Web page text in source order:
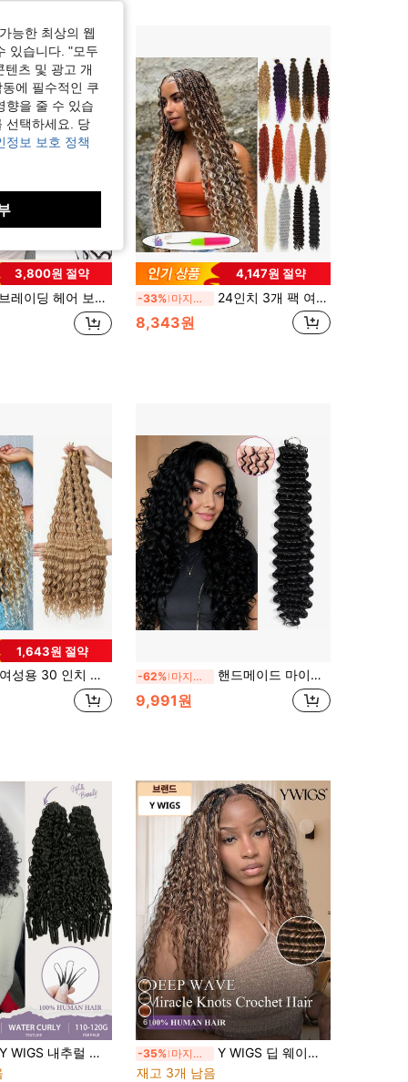
3,800원 절약
미라클 노트 16인치 50g 링당 30가닥 인비저블 프리세퍼레이티드 노트리스 경량 재사용 가능 크로셰 헤어 익스텐션 바디웨이브 스트레이트 헤어 벌크 여성용
4,147원 절약
-33% 마지막 3일 24인치 3개 팩 여성용 딥 웨이브 컬리 크로셰 가발, 보헤미안 브레이드 헤어스타일용 소프트 컬리 크로셰 가발
8,343원
1,643원 절약
여성용 30 인치 금색 딥 웨이브 브레이딩 헤어 인조 곡률 크로 셰이 머리 연장자의 바다 파도 크로 셰이 머리 1/6 팩 (27#), 보헤미안 크로 셰이드 브레이드. -62% 마지막 3일 핸드메이드 마이크로 루프 프리브레이드 프리미엄 단백질 실크 딥 웨이브 24인치 프리세퍼레이티드 페더 크로셰 헤어 단백질 실크 딥 웨이브 헤어
9,991원
Y WIGS 내추럴 워터 컬리 미라클 너츠 크로셰 인모 프리 세퍼레이티드 버미즈 컬리 페더드 크로셰 헤어 100가닥 16-22인치 내추럴 컬러 살롱 실키 심리스 인모 익스텐션 스포츠.크리스마스.홀리데이.데일리용
6
-35% 마지막 2일
Y WIGS 딥 웨이브 페더 크로셰 인모 미라클 낫츠 하이라이트 #4/27/30 55g 18인치 낫리스 100% 인모 익스텐션 보헤미안 브레이드용 사전 분리 수제 크로셰 헤어 개학.데일리.야외.휴일.휴가용
재고 3개 남음
능한 최상의 웹
있습니다. "모두
츠 및 광고 개
에 필수적인 쿠
향을 줄 수 있습
선택하세요. 당
정보 보호 정책